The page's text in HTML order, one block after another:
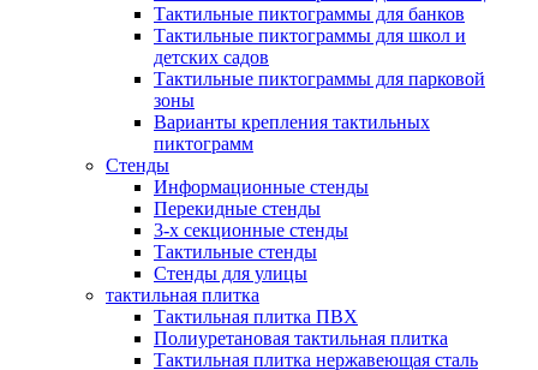
Тактильные пиктограммы для банков
Тактильные пиктограммы для школ и
детских садов
Тактильные пиктограммы для парковой
зоны
Варианты крепления тактильных
пиктограмм
Стенды
Информационные стенды
Перекидные стенды
3-х секционные стенды
Тактильные стенды
Стенды для улицы
тактильная плитка
Тактильная плитка ПВХ
Полиуретановая тактильная плитка
Тактильная плитка нержавеющая сталь